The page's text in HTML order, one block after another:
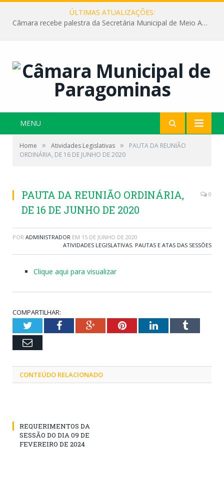
ÚLTIMAS ATUALIZAÇÕES:
Câmara recebe palestra da Secretária Municipal de Meio Ambiente sobre as ações da “SEMANA DO MEIO AMBIENTE”
MENU
Home » Atividades Legislativas »
PAUTA DA REUNIÃO
ORDINÁRIA, DE 16 DE JUNHO DE 2020
PAUTA DA REUNIÃO ORDINÁRIA,
DE 16 DE JUNHO DE 2020
0
POR ADMINISTRADOR EM 15 DE JUNHO DE 2020
ATIVIDADES LEGISLATIVAS, PAUTAS E ATAS DAS SESSÕES
Clique aqui para visualizar
COMPARTILHAR:
TwitterFacebookGoogle+PinterestLinkedInTumblr
Email
CONTEÚDO RELACIONADO
REQUERIMENTOS DA
SESSÃO DO DIA 09 DE
FEVEREIRO DE 2024